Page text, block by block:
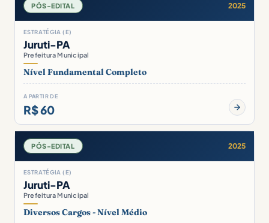
PÓS-EDITAL 2025
ESTRATÉGIA (E)
Juruti-PA
Prefeitura Municipal
Nível Fundamental Completo
A PARTIR DE
R$ 60
PÓS-EDITAL 2025
ESTRATÉGIA (E)
Juruti-PA
Prefeitura Municipal
Diversos Cargos - Nível Médio